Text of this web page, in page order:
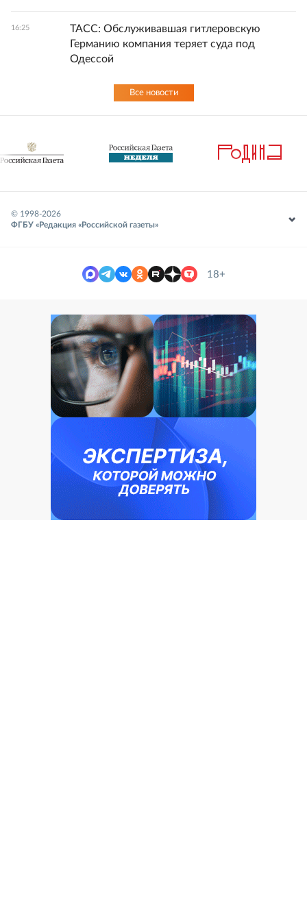
16:25
ТАСС: Обслуживавшая гитлеровскую
Германию компания теряет суда под
Одессой
Все новости
© 1998-2026
ФГБУ «Редакция «Российской газеты»
18+